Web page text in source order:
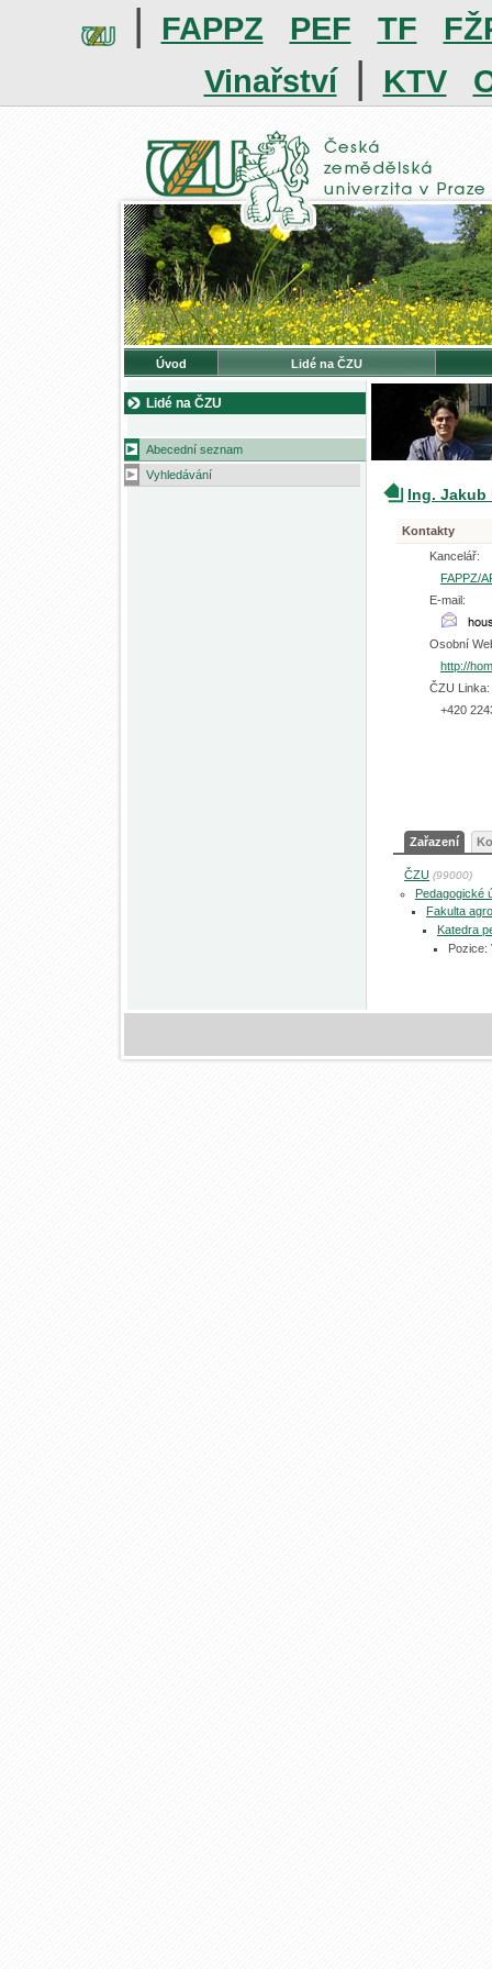
| FAPPZ PEF TF
Vinařství | KTV
Úvod Lidé na ČZU
Lidé na ČZU
Abecední seznam
Vyhledávání
Ing. Jakub
Kontakty
Kancelář:
FAPPZ/
E-mail:
Osobní
http://
ČZU Linka:
+420
Zařazení
ČZU (99000)
Pedagogické
Fakulta
Katedra
Pozice: